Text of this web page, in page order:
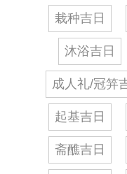
栽种吉日
沐浴吉日
成人礼/冠笄
起基吉日
斋醮吉日